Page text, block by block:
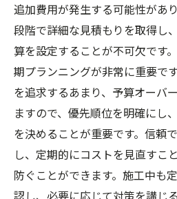
追加費用が発生する可能性があ
段階で詳細な見積もりを取得し
算を設定することが不可欠です
期プランニングが非常に重要で
を追求するあまり、予算オーバ
ますので、優先順位を明確にし
を決めることが重要です。信頼
し、定期的にコストを見直すこ
防ぐことができます。施工中も
認し、必要に応じて対策を講じ